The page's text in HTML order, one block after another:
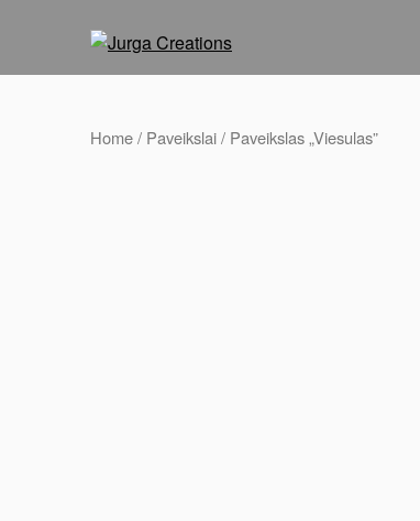
Home/ Paveikslai/ Paveikslas „Viesulas”